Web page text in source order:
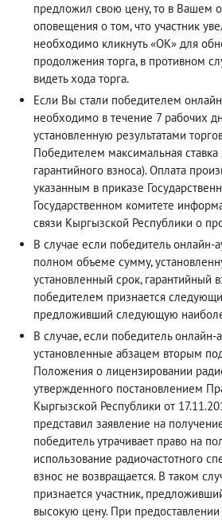
предложил свою цену, то в Вашем
оповещения о том, что участник
необходимо кликнуть «ОК» для
продолжения торга, в противном
видеть хода торга.
Если Вы стали победителем
необходимо в течение 7 рабочих
установленную результатами
Победителем максимальная
гарантийного взноса). Оплата
указанным в приказе
Государственном комитете
связи Кыргызской Республики о
В случае если победитель онлайн-
полном объеме сумму,
установленный срок, гарантийный
победителем признается
предложивший следующую
В случае, если победитель онлайн-
установленные абзацем вторым
Положения о лицензировании
утвержденного постановлением
Кыргызской Республики от
представил заявление на
победитель утрачивает право на
использование радиочастотного
взнос не возвращается. В таком
признается участник,
высокую цену. При предоставлении